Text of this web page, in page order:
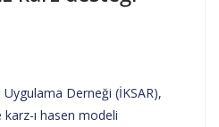
Derneği (İKSAR),
ı hasen modeli